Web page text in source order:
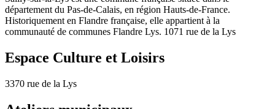
département du Pas-de-Calais, en région Hauts-de-France.
Historiquement en Flandre française, elle appartient à la
communauté de communes Flandre Lys. 1071 rue de la Lys
Espace Culture et Loisirs
3370 rue de la Lys